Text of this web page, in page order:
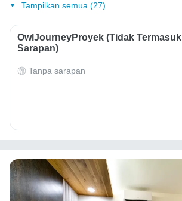
Tampilkan semua (27)
OwlJourneyProyek (Tidak Termasuk
Sarapan)
Tanpa sarapan